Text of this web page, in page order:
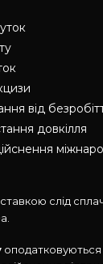
від
довкілля
слід
оподатковуються